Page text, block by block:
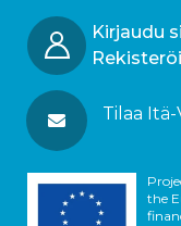
Kirjaudu
Tilaa
the